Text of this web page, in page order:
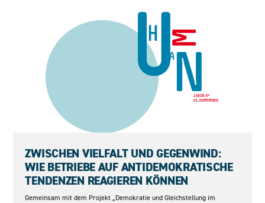
ZWISCHEN VIELFALT UND GEGENWIND:
WIE BETRIEBE AUF ANTIDEMOKRATISCHE
TENDENZEN REAGIEREN KÖNNEN
Gemeinsam mit dem Projekt „Demokratie und Gleichstellung im